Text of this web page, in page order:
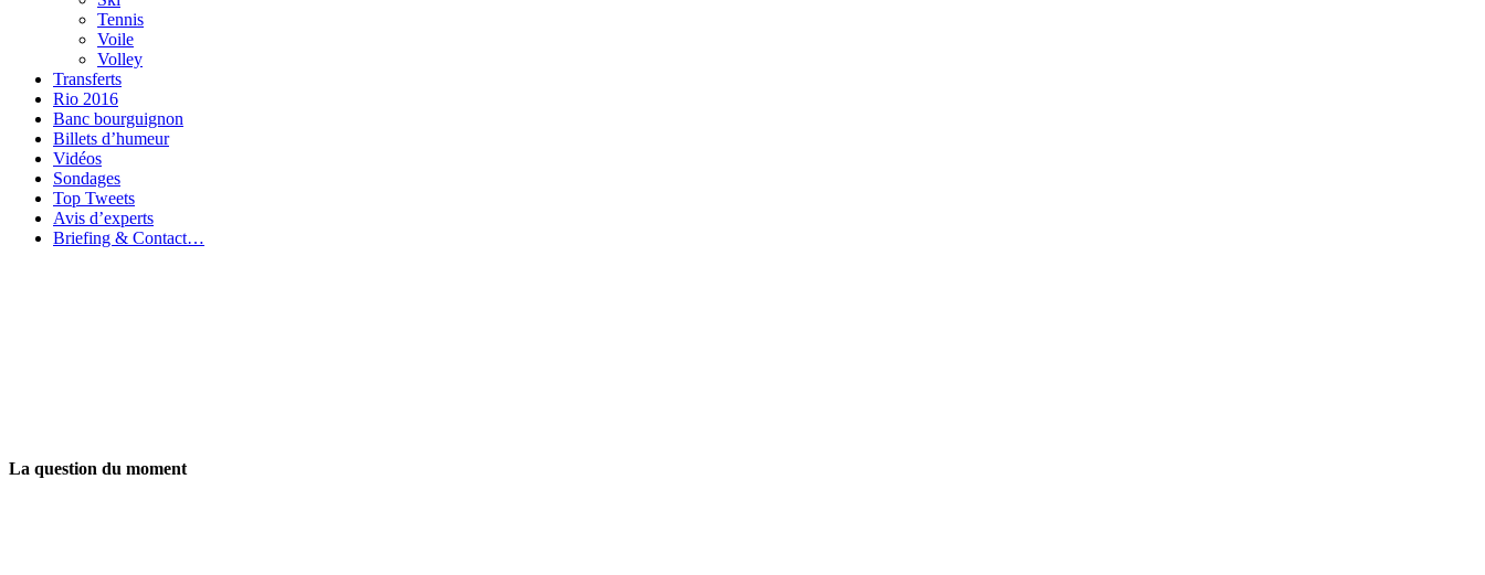
Tennis
Voile
Volley
Transferts
Rio 2016
Banc bourguignon
Billets d’humeur
Vidéos
Sondages
Top Tweets
Avis d’experts
Briefing & Contact…
La question du moment